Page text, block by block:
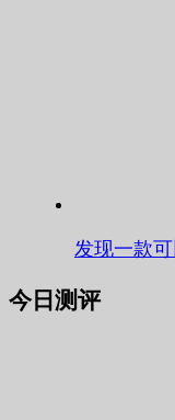
发现一款
今日测评